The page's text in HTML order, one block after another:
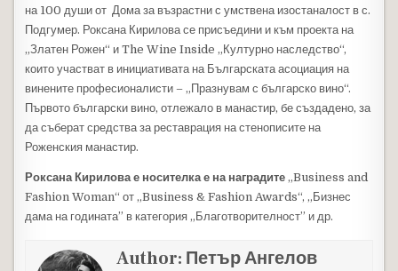
на 100 души от Дома за възрастни с умствена изостаналост в с.
Подгумер. Роксана Кирилова се присъедини и към проекта на
„Златен Рожен“ и The Wine Inside „Културно наследство“,
които участват в инициативата на Българската асоциация на
винените професионалисти – „Празнувам с българско вино“.
Първото български вино, отлежало в манастир, бе създадено, за
да съберат средства за реставрация на стенописите на
Роженския манастир.
Роксана Кирилова е носителка е на наградите „Business and
Fashion Woman“ от „Business & Fashion Awards“, „Бизнес
дама на годината” в категория „Благотворителност” и др.
Author: Петър Ангелов